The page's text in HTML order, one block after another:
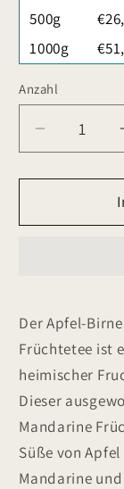
500g
1000g
Anzahl
die
Menge
Apfel-
Der Apfel-
Früchtetee ist
heimischer
Dieser
Mandarine
Süße von
Mandarine